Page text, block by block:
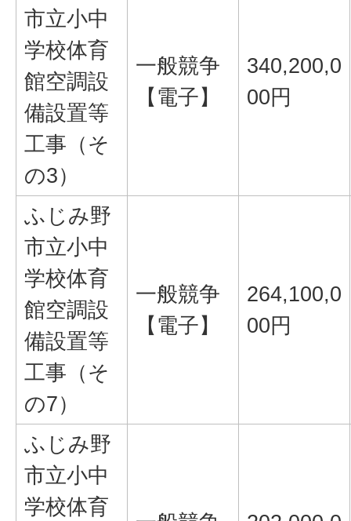
市立小中
学校体育
館空調設
備設置等
工事（そ
の3）
一般競争
【電子】
340,200,0
00円
ふじみ野
市立小中
学校体育
館空調設
備設置等
工事（そ
の7）
一般競争
【電子】
264,100,0
00円
ふじみ野
市立小中
学校体育